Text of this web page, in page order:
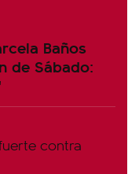
Baños
de Sábado: